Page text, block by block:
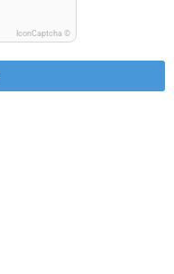
IconCaptcha ©